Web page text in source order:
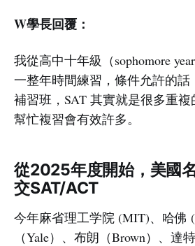
W學長回覆：
我從高中十年級（sophomore
一整年時間練習，條件允許的
補習班，SAT 其實就是很多重
幫忙複習會有效許多。
從2025年度開始，美國
交SAT/ACT
今年麻省理工学院 (MIT)、哈佛
（Yale）、布朗（Brown）、達